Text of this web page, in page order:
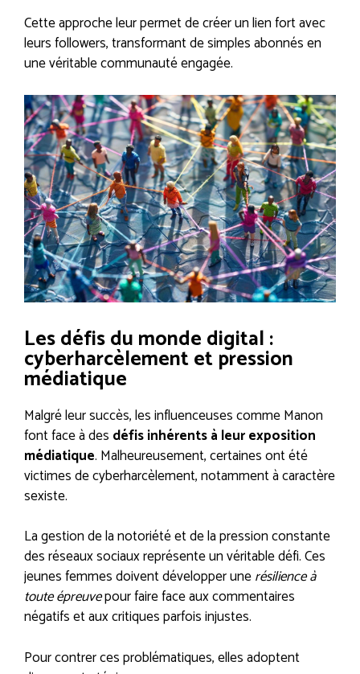
Cette approche leur permet de créer un lien fort avec
leurs followers, transformant de simples abonnés en
une véritable communauté engagée.
Les défis du monde digital :
cyberharcèlement et pression
médiatique
Malgré leur succès, les influenceuses comme Manon
font face à des défis inhérents à leur exposition
médiatique. Malheureusement, certaines ont été
victimes de cyberharcèlement, notamment à caractère
sexiste.
La gestion de la notoriété et de la pression constante
des réseaux sociaux représente un véritable défi. Ces
jeunes femmes doivent développer unerésilience à
toute épreuvepour faire face aux commentaires
négatifs et aux critiques parfois injustes.
Pour contrer ces problématiques, elles adoptent